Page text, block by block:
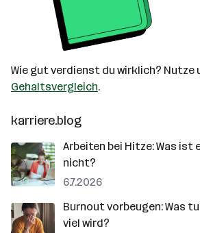
Wie gut verdienst du wirklich? Nutze
Gehaltsvergleich.
karriere.blog
Arbeiten bei Hitze: Was ist
nicht?
6.7.2026
Burnout vorbeugen: Was
viel wird?